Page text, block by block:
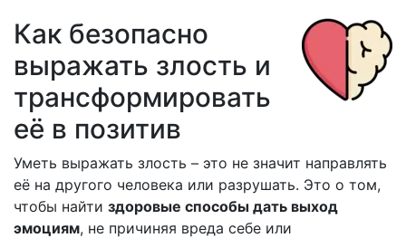
Как безопасно
выражать злость и
трансформировать
её в позитив
Уметь выражать злость – это не значит направлять
её на другого человека или разрушать. Это о том,
чтобы найти здоровые способы дать выход
эмоциям, не причиняя вреда себе или